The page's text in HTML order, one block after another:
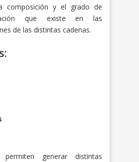
composición y el grado de
que existe en las
de las distintas cadenas.
generar distintas